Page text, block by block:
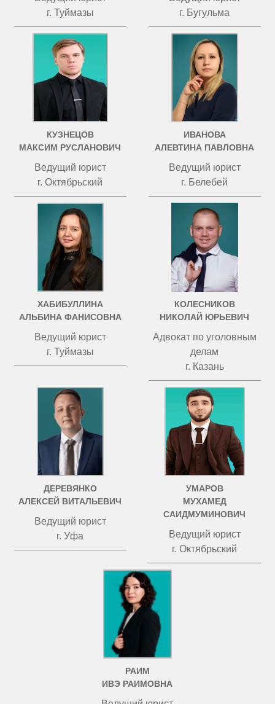
г. Туймазы
г. Бугульма
КУЗНЕЦОВ
МАКСИМ РУСЛАНОВИЧ
Ведущий юрист
г. Октябрьский
ИВАНОВА
АЛЕВТИНА ПАВЛОВНА
Ведущий юрист
г. Белебей
ХАБИБУЛЛИНА
АЛЬБИНА ФАНИСОВНА
Ведущий юрист
г. Туймазы
КОЛЕСНИКОВ
НИКОЛАЙ ЮРЬЕВИЧ
Адвокат по уголовным
делам
г. Казань
ДЕРЕВЯНКО
АЛЕКСЕЙ ВИТАЛЬЕВИЧ
Ведущий юрист
г. Уфа
УМАРОВ
МУХАМЕД
САИДМУМИНОВИЧ
Ведущий юрист
г. Октябрьский
РАИМ
ИВЭ РАИМОВНА